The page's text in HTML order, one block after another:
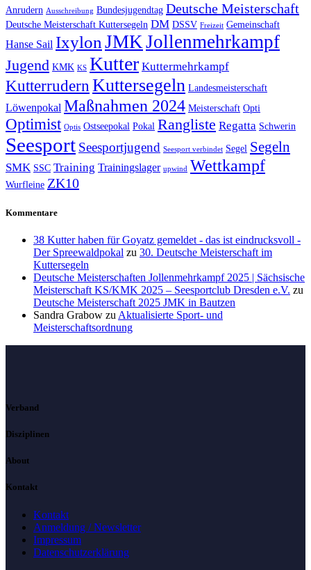
Anrudern Ausschreibung Bundesjugendtag Deutsche Meisterschaft
Deutsche Meisterschaft Kuttersegeln DM DSSV Freizeit Gemeinschaft
Hanse Sail IxylonJMKJollenmehrkampf
Jugend KMK KS Kutter Kuttermehrkampf
Kutterrudern Kuttersegeln Landesmeisterschaft
Löwenpokal Maßnahmen 2024 Meisterschaft Opti
Optimist Optis Ostseepokal Pokal Rangliste Regatta Schwerin
Seesport Seesportjugend Seesport verbindet Segel Segeln
SMK SSC Training Trainingslager upwind Wettkampf
Wurfleine ZK10
Kommentare
38 Kutter haben für Goyatz gemeldet - das ist eindrucksvoll -
Der Spreewaldpokal zu 30. Deutsche Meisterschaft im
Kuttersegeln
Deutsche Meisterschaften Jollenmehrkampf 2025 | Sächsische
Meisterschaft KS/KMK 2025 – Seesportclub Dresden e.V. zu
Deutsche Meisterschaft 2025 JMK in Bautzen
Sandra Grabow zu Aktualisierte Sport- und
Meisterschaftsordnung
Verband
Disziplinen
About
Kontakt
Kontakt
Anmeldung / Newsletter
Impressum
Datenschutzerklärung